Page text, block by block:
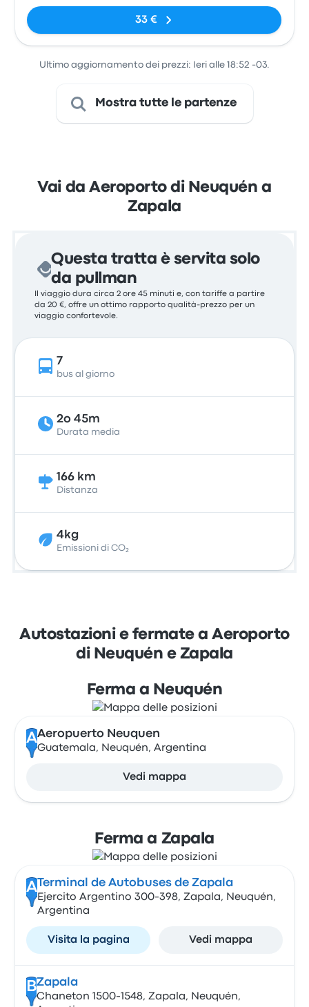
33 €
Ultimo aggiornamento dei prezzi: Ieri alle 18:52 -03.
Mostra tutte le partenze
Vai da Aeroporto di Neuquén a
Zapala
Questa tratta è servita solo
da pullman
Il viaggio dura circa 2 ore 45 minuti e, con tariffe a partire
da 20 €, offre un ottimo rapporto qualità-prezzo per un
viaggio confortevole.
7
bus al giorno
2o 45m
Durata media
166 km
Distanza
4kg
Emissioni di CO₂
Autostazioni e fermate a Aeroporto
di Neuquén e Zapala
Ferma a Neuquén
AAeropuerto Neuquen
Guatemala, Neuquén, Argentina
Vedi mappa
Ferma a Zapala
A Terminal de Autobuses de Zapala
Ejercito Argentino 300-398, Zapala, Neuquén,
Argentina
Visita la pagina Vedi mappa
BZapala
Chaneton 1500-1548, Zapala, Neuquén,